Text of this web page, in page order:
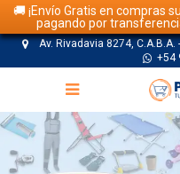
🚚 ¡Envío Gratis en compras
pagando por
Av. Rivadavia 8274, C.A.B.A.
+54